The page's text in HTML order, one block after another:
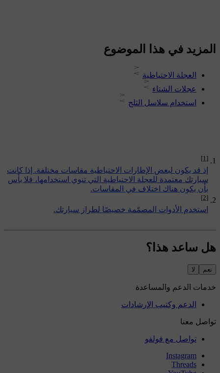
[1]
إذ قد يكون لبعض الإطارات الاحتياطية مقاسات مختلفة. إذا كانت
سيارتك معتمدة للعجلة الاحتياطية التي تنوي استخدامها، فلا بأس
بأن يكون هناك اختلاف في المقاسات.
[2]
استخدم الأدوات المصمّمة خصيصًا لطراز سيارتك.
المزيد في هذا الموضوع
العجلة الاحتياطية
عجلات الشتاء
استخدام سلاسل الثلج
هل ساعد هذا؟
نعم لا